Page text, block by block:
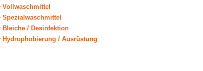
Vollwaschmittel
Spezialwaschmittel
Bleiche / Desinfektion
Hydrophobierung / Ausrüstung